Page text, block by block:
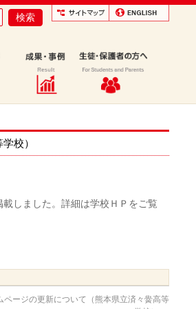
校）
しました。詳細は学校ＨＰをご覧
ページの更新について（熊本県立済々黌高等